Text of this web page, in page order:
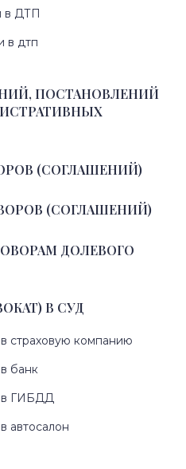
в ДТП
в дтп
ПОСТАНОВЛЕНИЙ
(СОГЛАШЕНИЙ)
(СОГЛАШЕНИЙ)
ДОЛЕВОГО
В СУД
страховую компанию
банк
в ГИБДД
автосалон